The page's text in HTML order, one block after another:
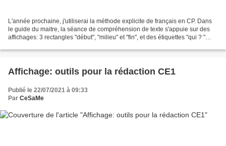
L'année prochaine, j'utiliserai la méthode explicite de français en CP. Dans
le guide du maitre, la séance de compréhension de texte s'appuie sur des
affichages: 3 rectangles "début", "milieu" et "fin", et des étiquettes "qui ? "
Affichage: outils pour la rédaction CE1
Publié le 22/07/2021 à 09:33
Par CeSaMe